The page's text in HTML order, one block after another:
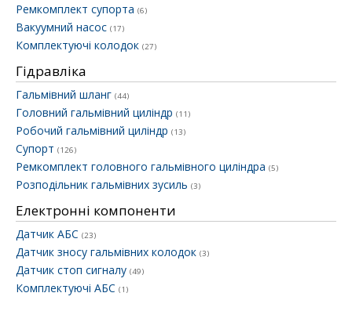
Ремкомплект супорта (6)
Вакуумний насос (17)
Комплектуючі колодок (27)
Гідравліка
Гальмівний шланг (44)
Головний гальмівний циліндр (11)
Робочий гальмівний циліндр (13)
Супорт (126)
Ремкомплект головного гальмівного циліндра (5)
Розподільник гальмівних зусиль (3)
Електронні компоненти
Датчик АБС (23)
Датчик зносу гальмівних колодок (3)
Датчик стоп сигналу (49)
Комплектуючі АБС (1)